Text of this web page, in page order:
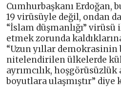
Cumhurbaşkanı Erdoğan,
19 virüsüyle değil, ondan
“İslam düşmanlığı” virüsü
etmek zorunda
“Uzun yıllar demokrasinin
nitelendirilen ülkelerde
ayrımcılık,
boyutlara ulaşmıştır” diye